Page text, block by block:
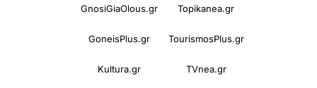
GnosiGiaOlous.gr Topikanea.gr
GoneisPlus.gr TourismosPlus.gr
Kultura.gr TVnea.gr